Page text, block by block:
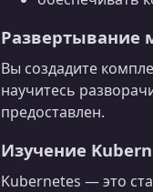
Развертывание
Вы создадите
научитесь
предоставлен.
Изучение
Kubernetes — это